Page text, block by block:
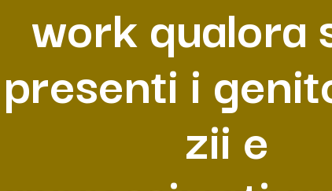
work qualora
presenti i
zii e